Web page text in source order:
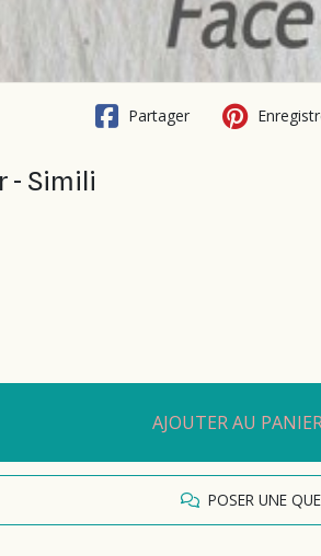
Partager
- Simili
AJOUTER AU
POSER UNE